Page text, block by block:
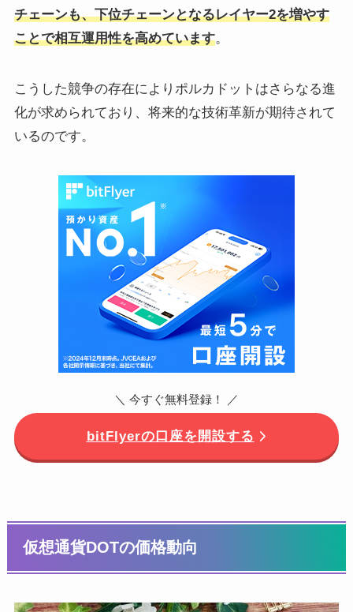
チェーンも、下位チェーンとなるレイヤー2を増やす
ことで相互運用性を高めています。
こうした競争の存在によりポルカドットはさらなる進
化が求められており、将来的な技術革新が期待されて
いるのです。
＼ 今すぐ無料登録！ ／
bitFlyerの口座を開設する
仮想通貨DOTの価格動向